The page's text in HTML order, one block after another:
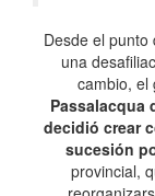
Desde el
una
cambio, el
Passalacqua
decidió crear
sucesión
provincial,